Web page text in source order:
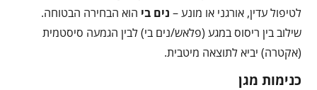
לטיפול עדין, אורגני או מונע – נים בי הוא הבחירה הבטוחה.
שילוב בין ריסוס במגע (פלאש/נים בי) לבין הגמעה סיסטמית
(אקטרה) יביא לתוצאה מיטבית.
כנימות מגן